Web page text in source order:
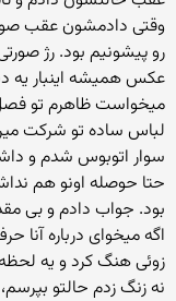
وقتی دادمشون عقب
رو پیشونیم بود. رژ
عکس همیشه اینبار
میخواست ظاهرم تو فصل
لباس ساده تو شرکت
سوار اتوبوس شدم و
حتا حوصله اونو هم
بود. جواب دادم و بی
اگه میخوای درباره آنا
زوئی هنگ کرد و یه
نه زنگ زدم حالتو